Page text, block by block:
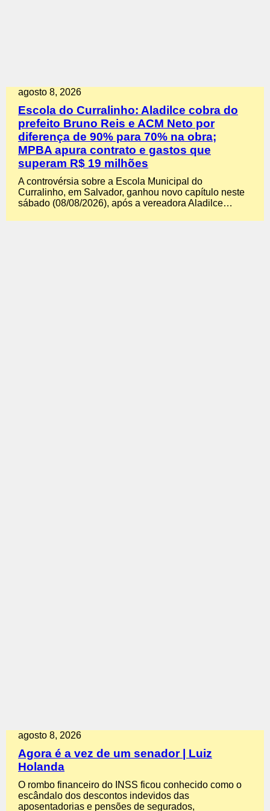
agosto 8, 2026
Escola do Curralinho: Aladilce cobra do
prefeito Bruno Reis e ACM Neto por
diferença de 90% para 70% na obra;
MPBA apura contrato e gastos que
superam R$ 19 milhões
A controvérsia sobre a Escola Municipal do
Curralinho, em Salvador, ganhou novo capítulo neste
sábado (08/08/2026), após a vereadora Aladilce…
agosto 8, 2026
Agora é a vez de um senador | Luiz
Holanda
O rombo financeiro do INSS ficou conhecido como o
escândalo dos descontos indevidos das
aposentadorias e pensões de segurados,